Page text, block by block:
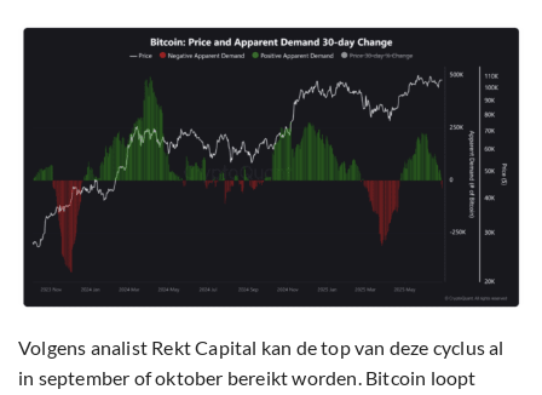
Volgens analist Rekt Capital kan de top van deze cyclus al
in september of oktober bereikt worden. Bitcoin loopt